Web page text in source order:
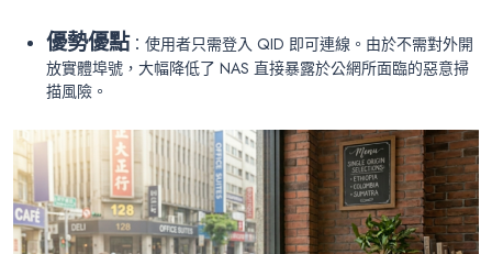
優勢優點：使用者只需登入 QID 即可連線。由於不需對外開
放實體埠號，大幅降低了 NAS 直接暴露於公網所面臨的惡意掃
描風險。